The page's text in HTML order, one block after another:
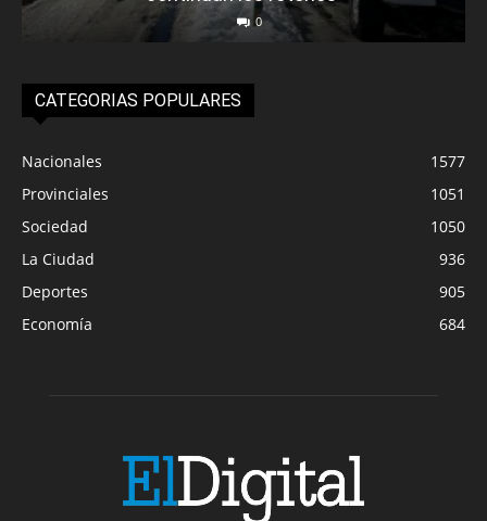
0
CATEGORIAS POPULARES
Nacionales
1577
Provinciales
1051
Sociedad
1050
La Ciudad
936
Deportes
905
Economía
684